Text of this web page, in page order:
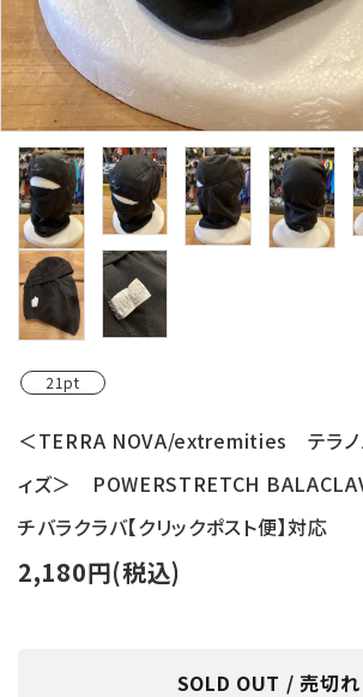
meeting_room ログイン person 新規会員登録
21pt
＜TERRA NOVA/extremities テラノ
ィズ＞ POWERSTRETCH
チバラクラバ【クリックポスト便】対応
2,180円(税込)
SOLD OUT / 売切れ